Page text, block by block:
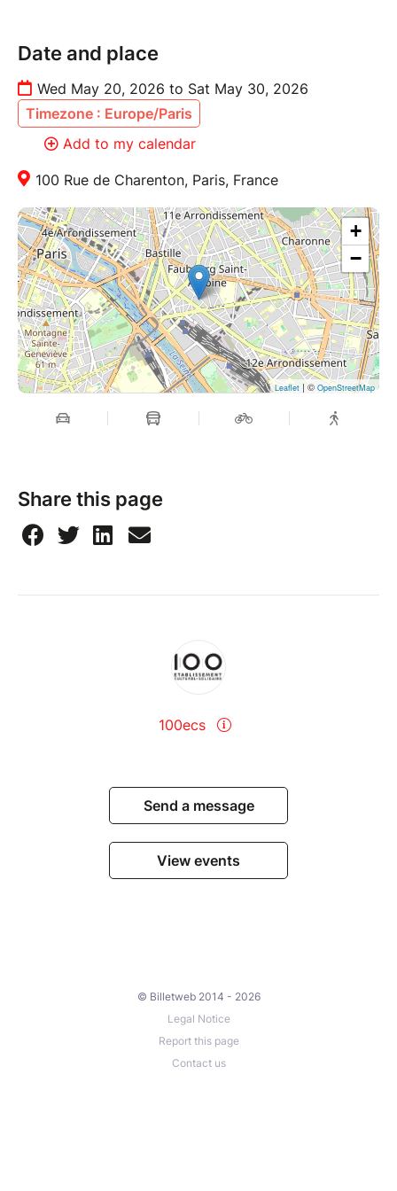
Mise en scène et adaptation : Jean-Paul Sermadiras
Projet soutenu par l’Adami Déclencheur Théâtre
Spedidam
DURÉE : 1H15
Date and place
Wed May 20, 2026 to Sat May 30, 2026
Timezone : Europe/Paris
Add to my calendar
100 Rue de Charenton, Paris, France
+
−
Leaflet | © OpenStreetMap
Share this page
100ecs
Send a message
View events
© Billetweb 2014 - 2026
Legal Notice
Report this page
Contact us